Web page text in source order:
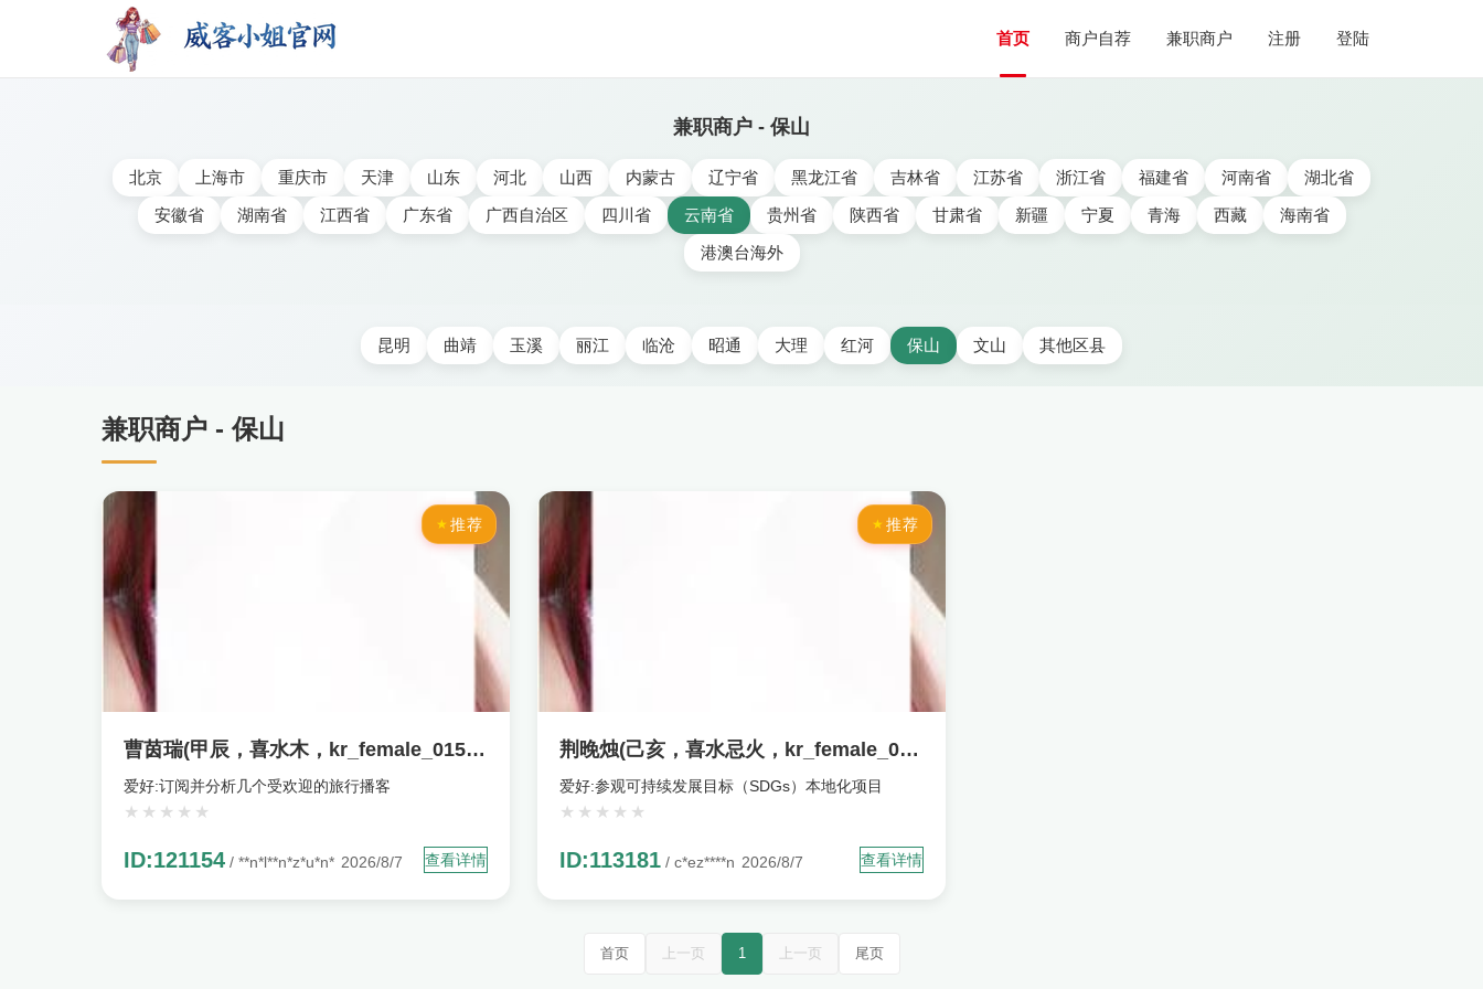
首页 商户自荐 兼职商户 注册 登陆
兼职商户 - 保山
北京 上海市 重庆市 天津 山东 河北 山西 内蒙古 辽宁省 黑龙江省 吉林省 江苏省 浙江省 福建省 河南省
湖北省
安徽省
湖南省 江西省 广东省 广西自治区 四川省 云南省 贵州省 陕西省 甘肃省 新疆 宁夏 青海 西藏
海南省
港澳台海外
昆明 曲靖 玉溪 丽江 临沧 昭通 大理 红河 保山 文山 其他区县
兼职商户 - 保山
推荐
曹茵瑞(甲辰，喜水木，kr_female_015383)
爱好:订阅并分析几个受欢迎的旅行播客
ID:121154 / **n*l**n*z*u*n* 2026/8/7 查看详情
推荐
荆晚烛(己亥，喜水忌火，kr_female_008573)
爱好:参观可持续发展目标（SDGs）本地化项目
ID:113181 / c*ez****n 2026/8/7 查看详情
首页 上一页 1 上一页 尾页